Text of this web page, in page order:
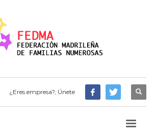
¿Eres empresa?, Únete